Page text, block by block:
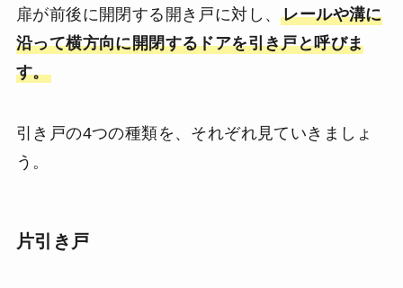
扉が前後に開閉する開き戸に対し、レールや溝に
沿って横方向に開閉するドアを引き戸と呼びま
す。
引き戸の4つの種類を、それぞれ見ていきましょ
う。
片引き戸